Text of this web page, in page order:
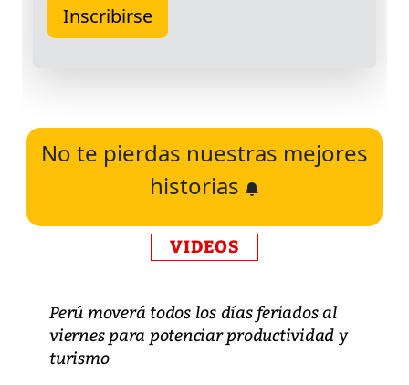
No te pierdas nuestras mejores
historias
VIDEOS
Perú moverá todos los días feriados al
viernes para potenciar productividad y
turismo